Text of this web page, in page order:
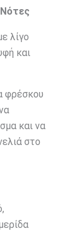
λίγο
και
φρέσκου
και να
στο